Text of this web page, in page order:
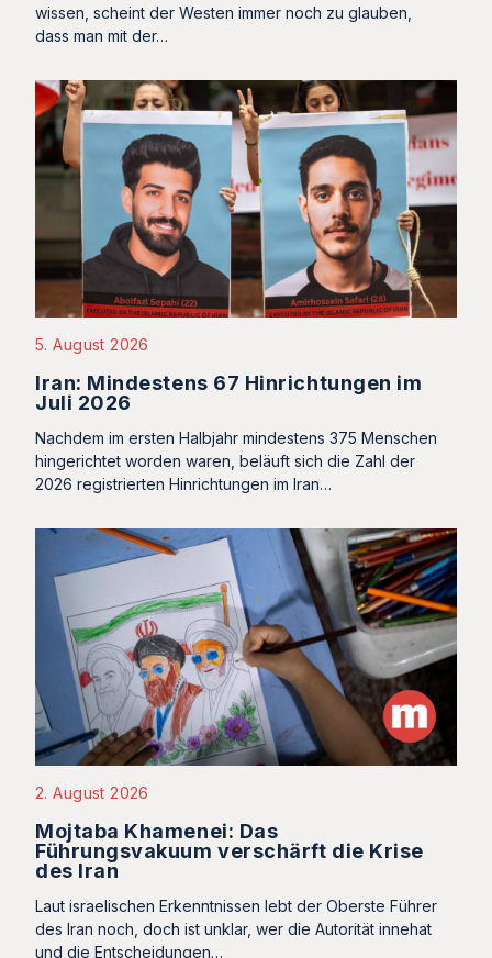
wissen, scheint der Westen immer noch zu glauben,
dass man mit der…
5. August 2026
Iran: Mindestens 67 Hinrichtungen im
Juli 2026
Nachdem im ersten Halbjahr mindestens 375 Menschen
hingerichtet worden waren, beläuft sich die Zahl der
2026 registrierten Hinrichtungen im Iran…
2. August 2026
Mojtaba Khamenei: Das
Führungsvakuum verschärft die Krise
des Iran
Laut israelischen Erkenntnissen lebt der Oberste Führer
des Iran noch, doch ist unklar, wer die Autorität innehat
und die Entscheidungen…